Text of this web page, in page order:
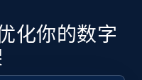
reviews, and
化你的数字